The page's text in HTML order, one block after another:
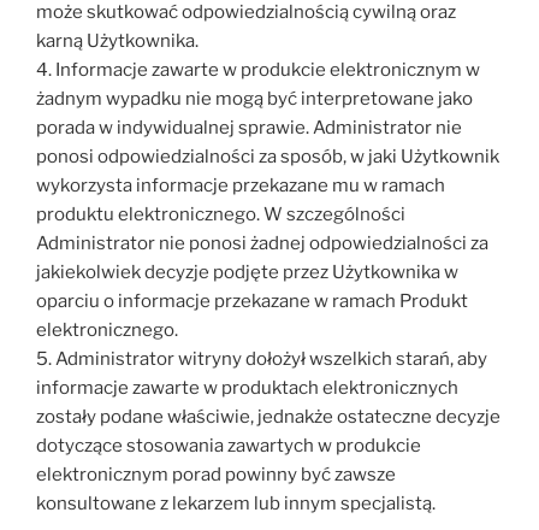
może skutkować odpowiedzialnością cywilną oraz
karną Użytkownika.
4. Informacje zawarte w produkcie elektronicznym w
żadnym wypadku nie mogą być interpretowane jako
porada w indywidualnej sprawie. Administrator nie
ponosi odpowiedzialności za sposób, w jaki Użytkownik
wykorzysta informacje przekazane mu w ramach
produktu elektronicznego. W szczególności
Administrator nie ponosi żadnej odpowiedzialności za
jakiekolwiek decyzje podjęte przez Użytkownika w
oparciu o informacje przekazane w ramach Produkt
elektronicznego.
5. Administrator witryny dołożył wszelkich starań, aby
informacje zawarte w produktach elektronicznych
zostały podane właściwie, jednakże ostateczne decyzje
dotyczące stosowania zawartych w produkcie
elektronicznym porad powinny być zawsze
konsultowane z lekarzem lub innym specjalistą.